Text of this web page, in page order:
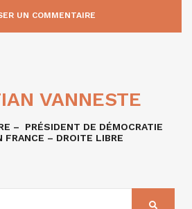
VANNESTE
– PRÉSIDENT DE DÉMOCRATIE
FRANCE – DROITE LIBRE